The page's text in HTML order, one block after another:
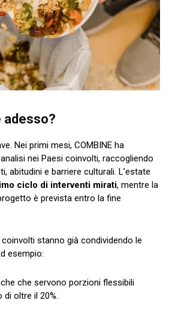
adesso?
Nei primi mesi, COMBINE ha
nei Paesi coinvolti, raccogliendo
abitudini e barriere culturali. L’estate
ciclo di interventi mirati, mentre la
è prevista entro la fine
stanno già condividendo le
esempio:
che servono porzioni flessibili
oltre il 20%.